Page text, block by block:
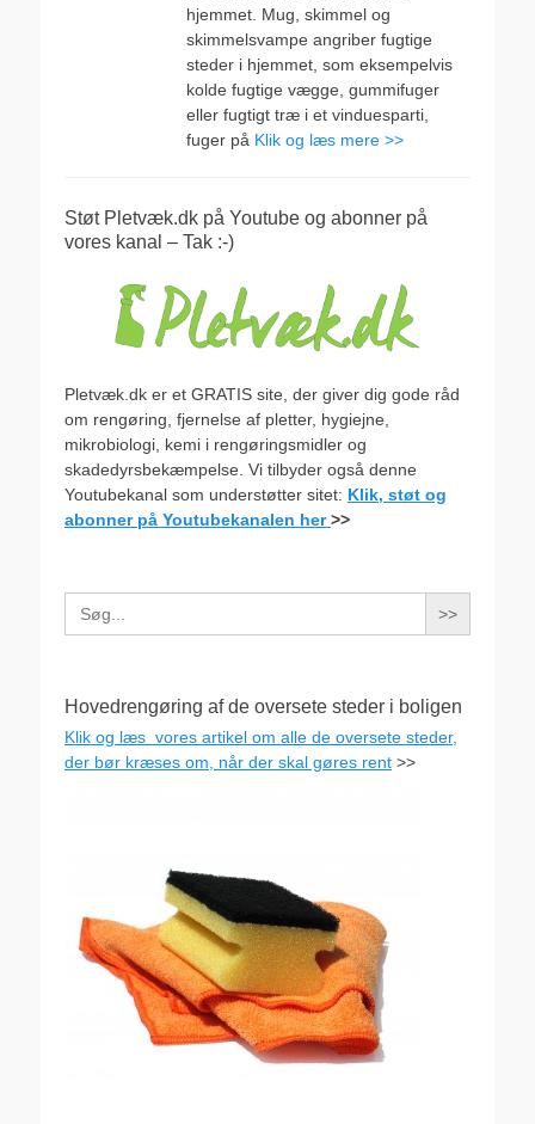
hjemmet. Mug, skimmel og
skimmelsvampe angriber fugtige
steder i hjemmet, som eksempelvis
kolde fugtige vægge, gummifuger
eller fugtigt træ i et vinduesparti,
fuger på Klik og læs mere >>
Støt Pletvæk.dk på Youtube og abonner på
vores kanal – Tak :-)
Pletvæk.dk er et GRATIS site, der giver dig gode råd
om rengøring, fjernelse af pletter, hygiejne,
mikrobiologi, kemi i rengøringsmidler og
skadedyrsbekæmpelse. Vi tilbyder også denne
Youtubekanal som understøtter sitet: Klik, støt og
abonner på Youtubekanalen her>>
Search
for:
Hovedrengøring af de oversete steder i boligen
Klik og læs vores artikel om alle de oversete steder,
der bør kræses om, når der skal gøres rent >>